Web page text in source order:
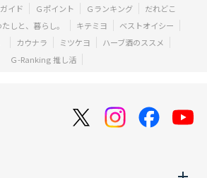
イド Ｇポイント Ｇランキング
だれどこ
しと、暮らし。 キテミヨ
ベストオイシー
カウナラ ミツケヨ
ハーブ酒のススメ
Ｇ-Ranking 推し活